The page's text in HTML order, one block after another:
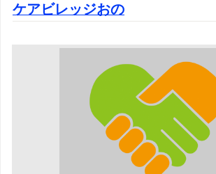
ケアビレッジおの